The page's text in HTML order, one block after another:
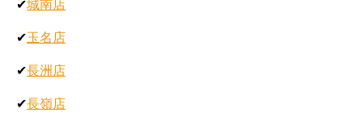
✔城南店
✔玉名店
✔長洲店
✔長嶺店